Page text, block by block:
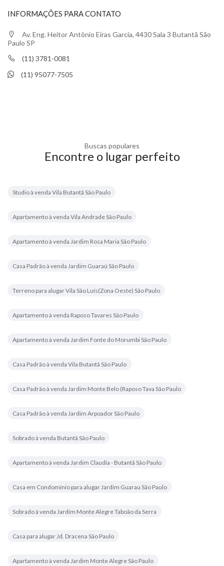
INFORMAÇÕES PARA CONTATO
Av. Eng. Heitor Antônio Eiras Garcia, 4430 Sala 3 Butantã São
Paulo SP
(11) 3781-0081
(11) 95077-7505
Buscas populares
Encontre o lugar perfeito
Studio à venda Vila Butantã São Paulo
Apartamento à venda Vila Andrade São Paulo
Apartamento à venda Jardim Rosa Maria São Paulo
Casa Padrão à venda Jardim Guaraú São Paulo
Terreno para alugar Vila São Luís(Zona Oeste) São Paulo
Apartamento à venda Raposo Tavares São Paulo
Apartamento à venda Jardim Fonte do Morumbi São Paulo
Casa Padrão à venda Vila Butantã São Paulo
Casa Padrão à venda Jardim Monte Belo (Raposo Tava São Paulo
Casa Padrão à venda Jardim Arpoador São Paulo
Sobrado à venda Butantã São Paulo
Apartamento à venda Jardim Claudia - Butantã São Paulo
Casa em Condomínio para alugar Jardim Guarau São Paulo
Sobrado à venda Jardim Monte Alegre Taboão da Serra
Casa para alugar Jd. Dracena São Paulo
Apartamento à venda Jardim Monte Alegre São Paulo